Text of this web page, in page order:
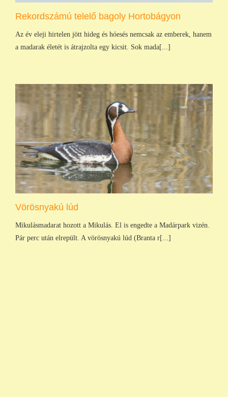
Rekordszámú telelő bagoly Hortobágyon
Az év eleji hirtelen jött hideg és hóesés nemcsak az emberek, hanem
a madarak életét is átrajzolta egy kicsit. Sok mada[...]
Vörösnyakú lúd
Mikulásmadarat hozott a Mikulás. El is engedte a Madárpark vizén.
Pár perc után elrepült. A vörösnyakú lúd (Branta r[...]